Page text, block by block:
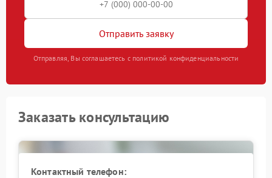
Отправить заявку
Отправляя, Вы соглашаетесь с политикой конфиденциальности
Заказать консультацию
Контактный телефон: